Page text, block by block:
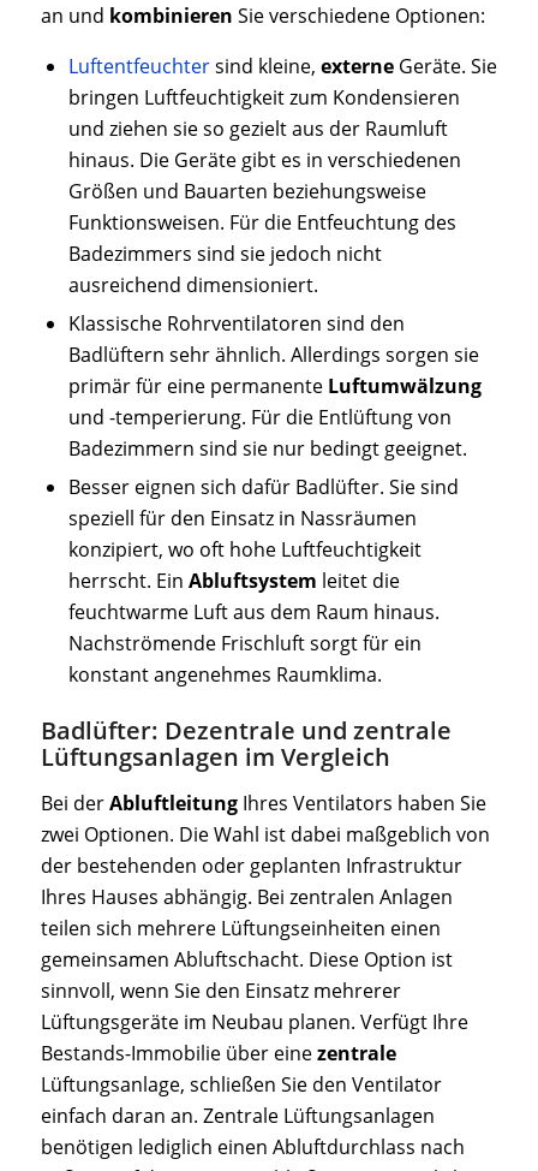
an und kombinieren Sie verschiedene Optionen:
Luftentfeuchtersind kleine, externeGeräte. Sie
bringen Luftfeuchtigkeit zum Kondensieren
und ziehen sie so gezielt aus der Raumluft
hinaus. Die Geräte gibt es in verschiedenen
Größen und Bauarten beziehungsweise
Funktionsweisen. Für die Entfeuchtung des
Badezimmers sind sie jedoch nicht
ausreichend dimensioniert.
Klassische Rohrventilatoren sind den
Badlüftern sehr ähnlich. Allerdings sorgen sie
primär für eine permanente Luftumwälzung
und -temperierung. Für die Entlüftung von
Badezimmern sind sie nur bedingt geeignet.
Besser eignen sich dafür Badlüfter. Sie sind
speziell für den Einsatz in Nassräumen
konzipiert, wo oft hohe Luftfeuchtigkeit
herrscht. Ein Abluftsystem leitet die
feuchtwarme Luft aus dem Raum hinaus.
Nachströmende Frischluft sorgt für ein
konstant angenehmes Raumklima.
Badlüfter: Dezentrale und zentrale
Lüftungsanlagen im Vergleich
Bei derAbluftleitungIhres Ventilators haben Sie
zwei Optionen. Die Wahl ist dabei maßgeblich von
der bestehenden oder geplanten Infrastruktur
Ihres Hauses abhängig. Bei zentralen Anlagen
teilen sich mehrere Lüftungseinheiten einen
gemeinsamen Abluftschacht. Diese Option ist
sinnvoll, wenn Sie den Einsatz mehrerer
Lüftungsgeräte im Neubau planen. Verfügt Ihre
Bestands-Immobilie über einezentrale
Lüftungsanlage, schließen Sie den Ventilator
einfach daran an. Zentrale Lüftungsanlagen
benötigen lediglich einen Abluftdurchlass nach